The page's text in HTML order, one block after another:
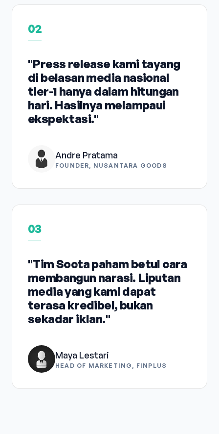
02
"Press release kami tayang
di belasan media nasional
tier-1 hanya dalam hitungan
hari. Hasilnya melampaui
ekspektasi."
Andre Pratama
FOUNDER, NUSANTARA GOODS
03
"Tim Socta paham betul cara
membangun narasi. Liputan
media yang kami dapat
terasa kredibel, bukan
sekadar iklan."
Maya Lestari
HEAD OF MARKETING, FINPLUS